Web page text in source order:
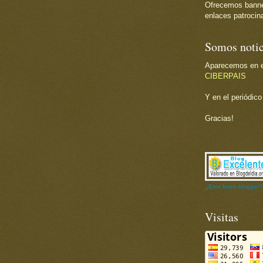
Ofrecemos
enlaces
Somos
Aparecemos en
CIBERPAIS
Y en el
Gracias!
¿Eres buen blogger?
Visitas